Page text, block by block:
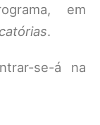
em
.
se-á na